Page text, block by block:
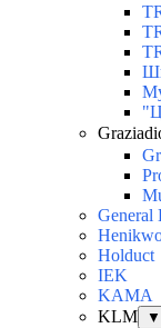
General
Holduct
IEK
KAMA
KLM
▼